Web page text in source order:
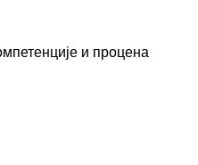
и процена